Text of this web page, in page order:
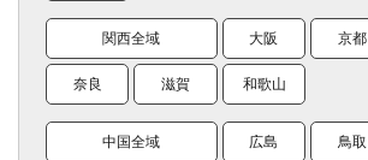
関西全域 大阪 京都
奈良 滋賀 和歌山
中国全域 広島 鳥取